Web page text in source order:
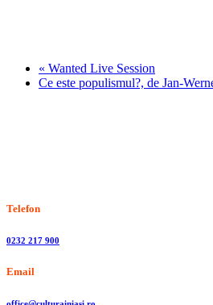
« Wanted Live Session
Ce este populismul?, de Jan-
Telefon
0232 217 900
Email